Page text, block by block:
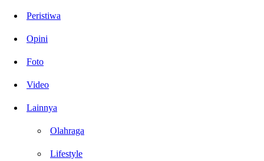
Peristiwa
Opini
Foto
Video
Lainnya
Olahraga
Lifestyle